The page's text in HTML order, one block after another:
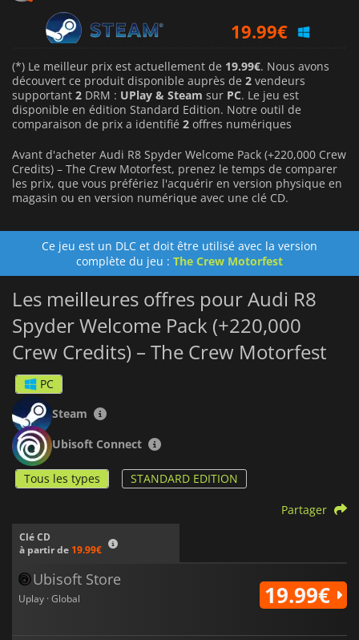
19.99€
(*) Le meilleur prix est actuellement de 19.99€. Nous avons
découvert ce produit disponible auprès de 2 vendeurs
supportant 2 DRM : UPlay & Steam sur PC. Le jeu est
disponible en édition Standard Edition. Notre outil de
comparaison de prix a identifié 2 offres numériques
Avant d'acheter Audi R8 Spyder Welcome Pack (+220,000 Crew
Credits) – The Crew Motorfest, prenez le temps de comparer
les prix, que vous préfériez l'acquérir en version physique en
magasin ou en version numérique avec une clé CD.
Ce jeu est un DLC et doit être utilisé avec la version
complète du jeu : The Crew Motorfest
Les meilleures offres pour Audi R8
Spyder Welcome Pack (+220,000
Crew Credits) – The Crew Motorfest
PC
Steam
Ubisoft Connect
Tous les types STANDARD EDITION
Clé CD
à partir de 19.99€
Partager
Ubisoft Store
Uplay · Global 19.99€